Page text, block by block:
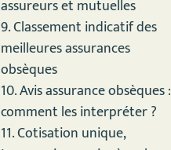
assureurs et mutuelles
9. Classement indicatif des
meilleures assurances
obsèques
10. Avis assurance obsèques :
comment les interpréter ?
11. Cotisation unique,